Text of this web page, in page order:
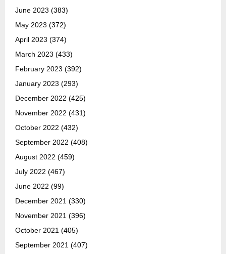
June 2023 (383)
May 2023 (372)
April 2023 (374)
March 2023 (433)
February 2023 (392)
January 2023 (293)
December 2022 (425)
November 2022 (431)
October 2022 (432)
September 2022 (408)
August 2022 (459)
July 2022 (467)
June 2022 (99)
December 2021 (330)
November 2021 (396)
October 2021 (405)
September 2021 (407)